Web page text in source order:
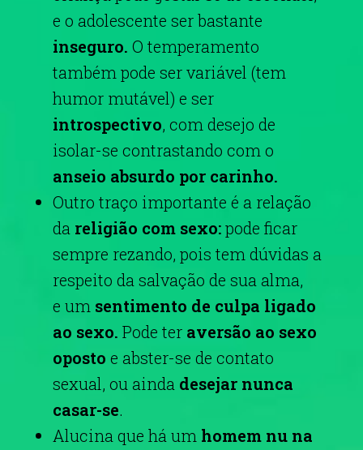
e o adolescente ser bastante
inseguro. O temperamento
também pode ser variável (tem
humor mutável) e ser
introspectivo, com desejo de
isolar-se contrastando com o
anseio absurdo por carinho.
Outro traço importante é a relação
da religião com sexo:pode ficar
sempre rezando, pois tem dúvidas a
respeito da salvação de sua alma,
e um sentimento de culpa ligado
ao sexo. Pode ter aversão ao sexo
oposto e abster-se de contato
sexual, ou ainda desejar nunca
casar-se.
Alucina que há um homem nu na